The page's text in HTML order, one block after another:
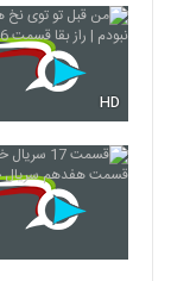
HD